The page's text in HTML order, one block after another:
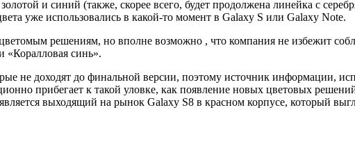
и синий (также, скорее всего, будет продолжена линейка с
уже использовались в какой-то момент в Galaxy S или Galaxy Note.
решениям, но вполне возможно , что компания не избежит
«Коралловая синь».
не доходят до финальной версии, поэтому источник информации,
прибегает к такой уловке, как появление новых цветовых
выходящий на рынок Galaxy S8 в красном корпусе, который